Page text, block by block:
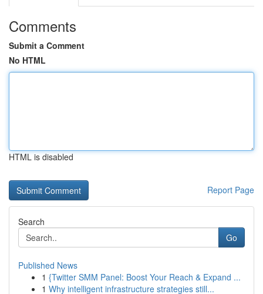
Comments
Submit a Comment
No HTML
HTML is disabled
Report Page
Search
Go
Published News
1 {Twitter SMM Panel: Boost Your Reach & Expand ...
1 Why intelligent infrastructure strategies still...